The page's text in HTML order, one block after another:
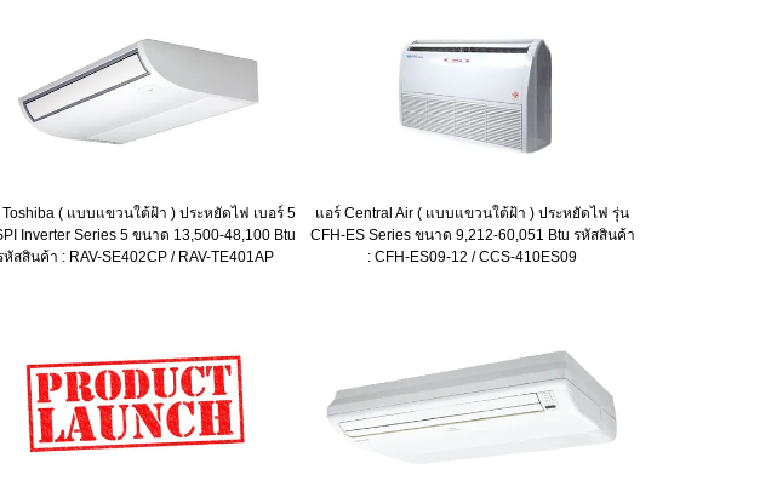
Toshiba ( แบบแขวนใต้ฝ้า ) ประหยัดไฟ เบอร์ 5
Inverter Series 5 ขนาด 13,500-48,100 Btu
หัสสินค้า : RAV-SE402CP / RAV-TE401AP
แอร์ Central Air ( แบบแขวนใต้ฝ้า ) ประหยัดไฟ รุ่น
CFH-ES Series ขนาด 9,212-60,051 Btu รหัสสินค้า
: CFH-ES09-12 / CCS-410ES09